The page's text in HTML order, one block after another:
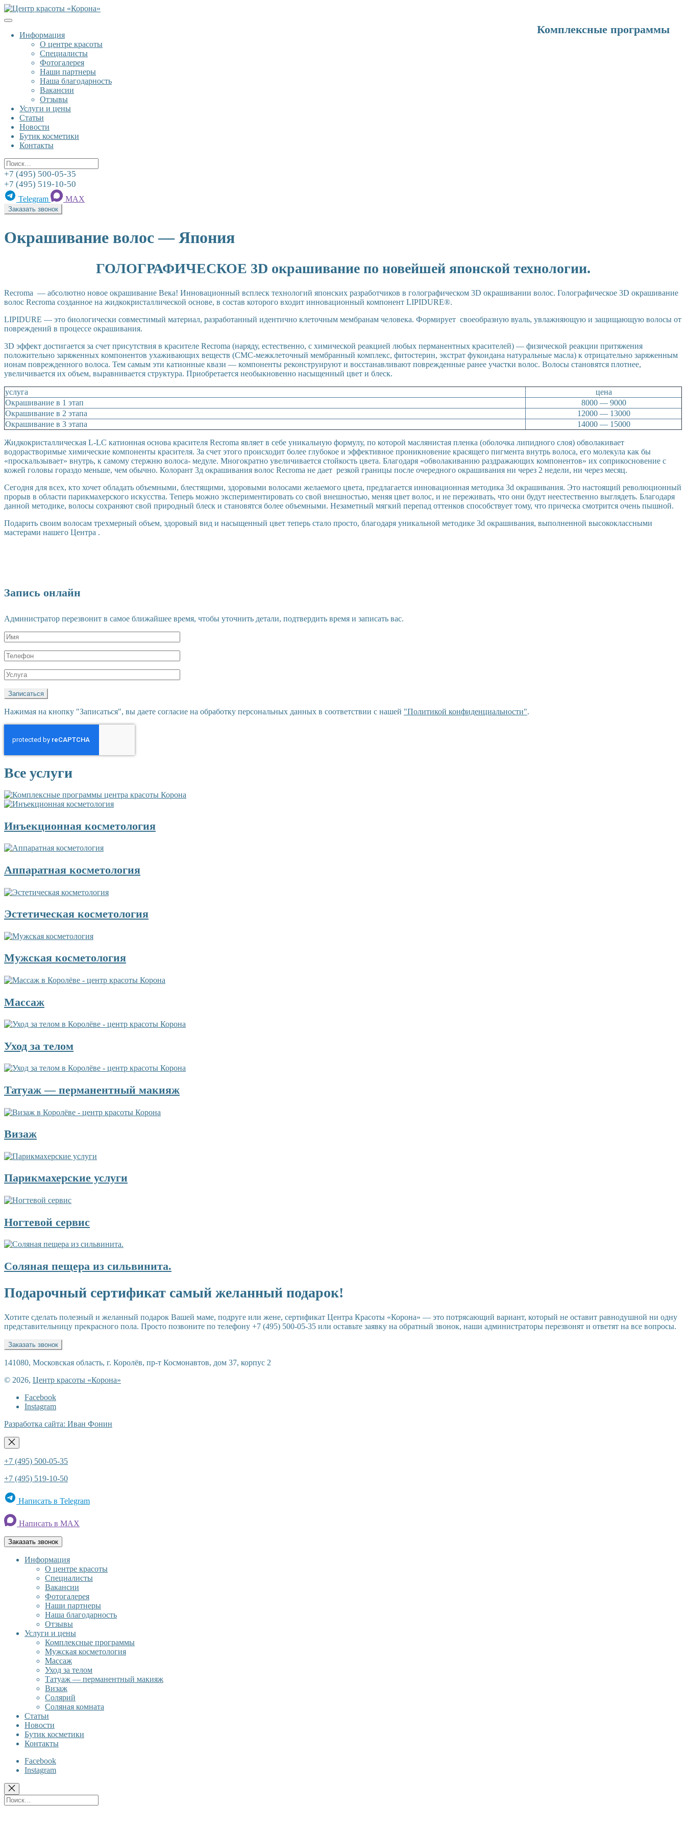
К
содержанию
Информация
О центре красоты
Специалисты
Фотогалерея
Наши партнеры
Наша благодарность
Вакансии
Отзывы
Услуги и цены
Статьи
Новости
Бутик косметики
Контакты
Поиск
+7 (495) 500-05-35
+7 (495) 519-10-50
Telegram MAX
Заказать звонок
Окрашивание волос — Япония
ГОЛОГРАФИЧЕСКОЕ 3D окрашивание по новейшей японской технологии.
Recroma — абсолютно новое окрашивание Века! Инновационный всплеск технологий японских разработчиков в голографическом 3D окрашивании волос. Голографическое 3D окрашивание
волос Recroma созданное на жидкокристаллической основе, в состав которого входит инновационный компонент LIPIDURE®.
LIPIDURE — это биологически совместимый материал, разработанный идентично клеточным мембранам человека. Формирует своеобразную вуаль, увлажняющую и защищающую волосы от
повреждений в процессе окрашивания.
3D эффект достигается за счет присутствия в красителе Recroma (наряду, естественно, с химической реакцией любых перманентных красителей) — физической реакции притяжения
положительно заряженных компонентов ухаживающих веществ (СМС-межклеточный мембранный комплекс, фитостерин, экстрат фукоидана натуральные масла) к отрицательно заряженным
ионам поврежденного волоса. Тем самым эти катионные квази — компоненты реконструируют и восстанавливают поврежденные ранее участки волос. Волосы становятся плотнее,
увеличивается их объем, выравнивается структура. Приобретается необыкновенно насыщенный цвет и блеск.
услуга
цена
Окрашивание в 1 этап
8000 — 9000
Окрашивание в 2 этапа
12000 — 13000
Окрашивание в 3 этапа
14000 — 15000
Жидкокристаллическая L-LC катионная основа красителя Recroma являет в себе уникальную формулу, по которой маслянистая пленка (оболочка липидного слоя) обволакивает
водорастворимые химические компоненты красителя. За счет этого происходит более глубокое и эффективное проникновение красящего пигмента внутрь волоса, его молекула как бы
«проскальзывает» внутрь, к самому стержню волоса- медуле. Многократно увеличивается стойкость цвета. Благодаря «обволакиванию раздражающих компонентов» их соприкосновение с
кожей головы гораздо меньше, чем обычно. Колорант 3д окрашивания волос Recroma не дает резкой границы после очередного окрашивания ни через 2 недели, ни через месяц.
Сегодня для всех, кто хочет обладать объемными, блестящими, здоровыми волосами желаемого цвета, предлагается инновационная методика 3d окрашивания. Это настоящий революционный
прорыв в области парикмахерского искусства. Теперь можно экспериментировать со свой внешностью, меняя цвет волос, и не переживать, что они будут неестественно выглядеть. Благодаря
данной методике, волосы сохраняют свой природный блеск и становятся более объемными. Незаметный мягкий перепад оттенков способствует тому, что прическа смотрится очень пышной.
Подарить своим волосам трехмерный объем, здоровый вид и насыщенный цвет теперь стало просто, благодаря уникальной методике 3d окрашивания, выполненной высококлассными
мастерами нашего Центра .
Запись онлайн
Администратор перезвонит в самое ближайшее время, чтобы уточнить детали, подтвердить время и записать вас.
Нажимая на кнопку "Записаться", вы даете согласие на обработку персональных данных в соответствии с нашей "Политикой конфиденциальности".
Все услуги
Комплексные программы
Инъекционная косметология
Аппаратная косметология
Эстетическая косметология
Мужская косметология
Массаж
Уход за телом
Татуаж — перманентный макияж
Визаж
Парикмахерские услуги
Ногтевой сервис
Соляная пещера из сильвинита.
Подарочный сертификат самый желанный подарок!
Хотите сделать полезный и желанный подарок Вашей маме, подруге или жене, сертификат Центра Красоты «Корона» — это потрясающий вариант, который не оставит равнодушной ни одну
представительницу прекрасного пола. Просто позвоните по телефону +7 (495) 500-05-35 или оставьте заявку на обратный звонок, наши администраторы перезвонят и ответят на все вопросы.
Заказать звонок
141080, Московская область, г. Королёв, пр-т Космонавтов, дом 37, корпус 2
© 2026, Центр красоты «Корона»
Facebook
Instagram
Разработка сайта: Иван Фонин
+7 (495) 500-05-35
+7 (495) 519-10-50
Написать в Telegram
Написать в MAX
Заказать звонок
Информация
О центре красоты
Специалисты
Вакансии
Фотогалерея
Наши партнеры
Наша благодарность
Отзывы
Услуги и цены
Комплексные программы
Мужская косметология
Массаж
Уход за телом
Татуаж — перманентный макияж
Визаж
Солярий
Соляная комната
Статьи
Новости
Бутик косметики
Контакты
Facebook
Instagram
Поиск